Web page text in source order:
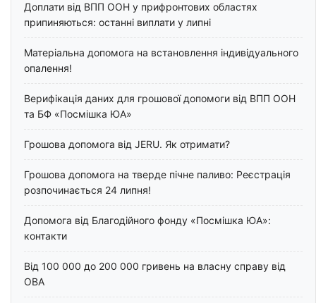
Доплати від ВПП ООН у прифронтових областях
припиняються: останні виплати у липні
Матеріальна допомога на встановлення індивідуального
опалення!
Верифікація даних для грошової допомоги від ВПП ООН
та БФ «Посмішка ЮА»
Грошова допомога від JERU. Як отримати?
Грошова допомога на тверде пічне паливо: Реєстрація
розпочинається 24 липня!
Допомога від Благодійного фонду «Посмішка ЮА»:
контакти
Від 100 000 до 200 000 гривень на власну справу від
ОВА